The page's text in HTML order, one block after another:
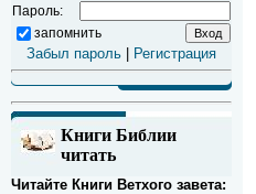
Пароль:
запомнить
Забыл пароль Регистрация
Книги Библии
читать
Читайте Книги Ветхого завета: